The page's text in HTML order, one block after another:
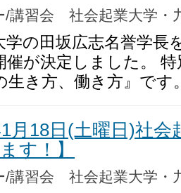
/講習会 社会起業大学
学の田坂広志名誉学長
催が決定しました。
生き方、働き方』です
1月18日(土曜日)社
す！】
/講習会 社会起業大学